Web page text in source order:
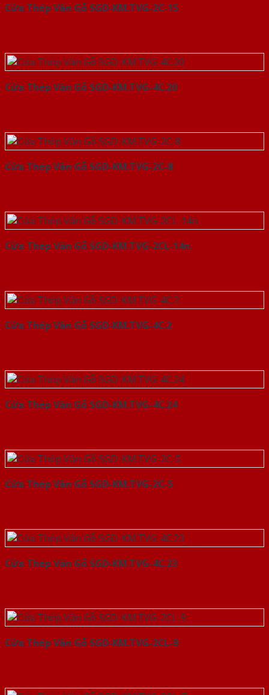
Cửa Thép Vân Gỗ SGD-KM.TVG-2C-15
Cửa Thép Vân Gỗ SGD-KM.TVG-4C.20
Cửa Thép Vân Gỗ SGD-KM.TVG-2C-8
Cửa Thép Vân Gỗ SGD-KM.TVG-2CL-14n.
Cửa Thép Vân Gỗ SGD-KM.TVG-4C.2
Cửa Thép Vân Gỗ SGD-KM.TVG-4C.24
Cửa Thép Vân Gỗ SGD-KM.TVG-2C-5
Cửa Thép Vân Gỗ SGD-KM.TVG-4C.23
Cửa Thép Vân Gỗ SGD-KM.TVG-2CL-9